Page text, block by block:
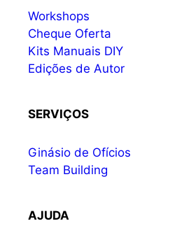
Workshops
Cheque Oferta
Kits Manuais DIY
Edições de Autor
SERVIÇOS
Ginásio de Ofícios
Team Building
AJUDA